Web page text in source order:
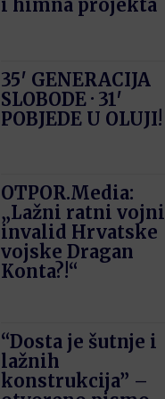
i himna projekta
35′ GENERACIJA
SLOBODE · 31′
POBJEDE U OLUJI!
OTPOR.Media:
„Lažni ratni vojni
invalid Hrvatske
vojske Dragan
Konta?!“
“Dosta je šutnje i
lažnih
konstrukcija” –